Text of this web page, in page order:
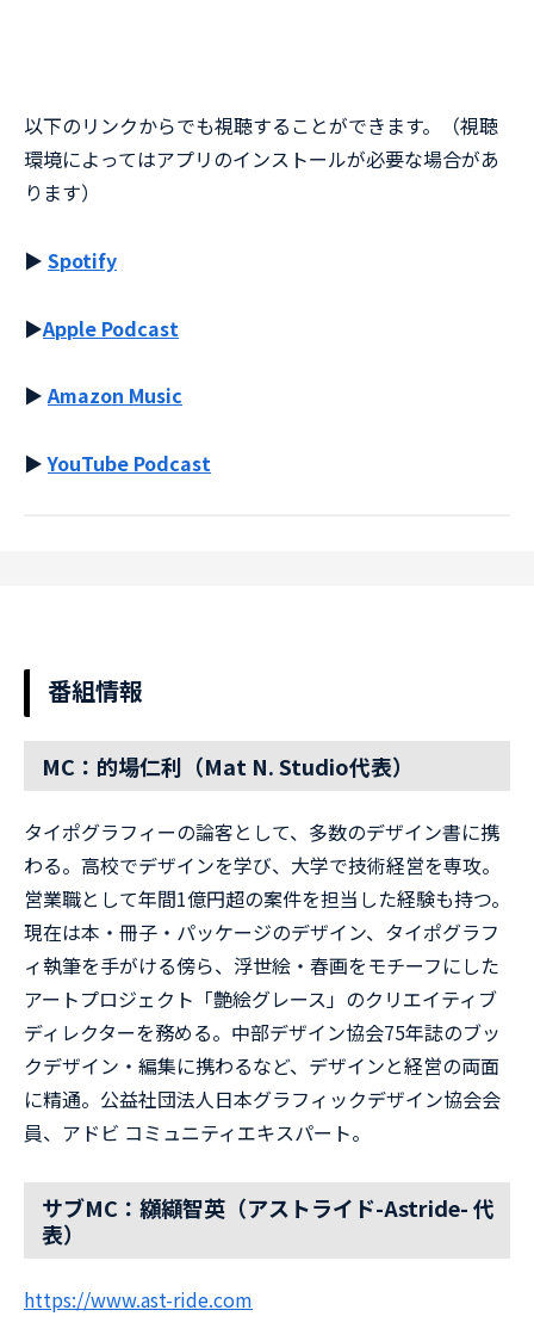
以下のリンクからでも視聴することができます。（視聴
環境によってはアプリのインストールが必要な場合があ
ります）
▶︎ Spotify
▶︎Apple Podcast
▶︎Amazon Music
▶︎YouTube Podcast
番組情報
MC：的場仁利（Mat N. Studio代表）
タイポグラフィーの論客として、多数のデザイン書に携
わる。高校でデザインを学び、大学で技術経営を専攻。
営業職として年間1億円超の案件を担当した経験も持つ。
現在は本・冊子・パッケージのデザイン、タイポグラフ
ィ執筆を手がける傍ら、浮世絵・春画をモチーフにした
アートプロジェクト「艶絵グレース」のクリエイティブ
ディレクターを務める。中部デザイン協会75年誌のブッ
クデザイン・編集に携わるなど、デザインと経営の両面
に精通。公益社団法人日本グラフィックデザイン協会会
員、アドビ コミュニティエキスパート。
サブMC： 纐纈智英（アストライド-Astride- 代
表）
⁠https://www.ast-ride.com⁠